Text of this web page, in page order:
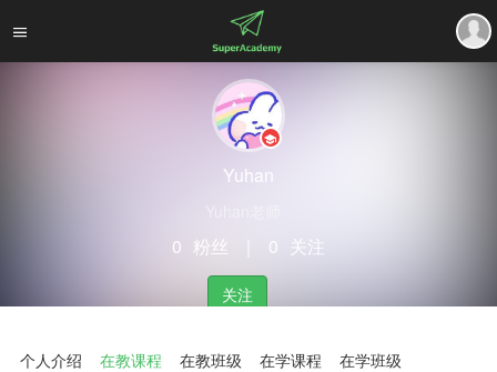
Yuhan
0 粉丝 0 关注
关注
个人介绍 在教课程 在教班级 在学课程
在学班级